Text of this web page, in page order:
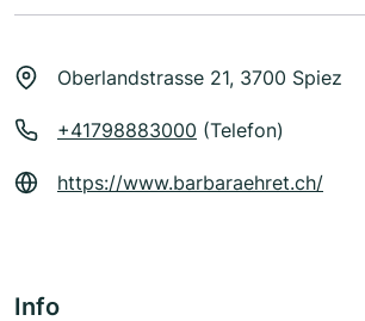
Oberlandstrasse 21, 3700 Spiez
+41798883000 (Telefon)
https://www.barbaraehret.ch/
Info